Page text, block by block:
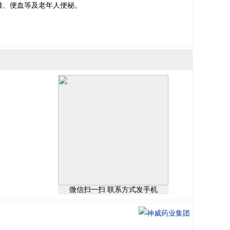
便血等及老年人便秘。
微信扫一扫 联系方式发手机